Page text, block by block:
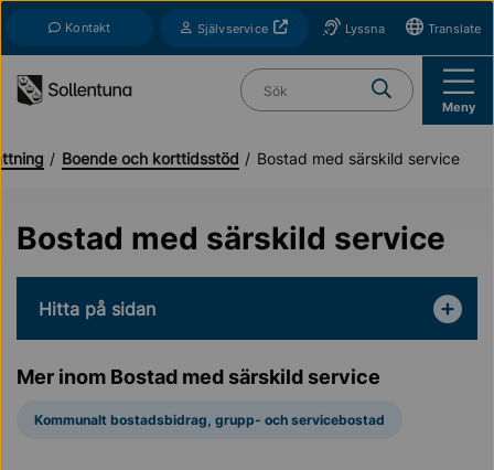
Kontakt SjälvserviceÖppnas i nytt fönsterLyssna Translate
Vad söker du?
Meny
Boende och korttidsstöd Bostad med särskild service
Bostad med särskild service
Hitta på sidan
Mer inom Bostad med särskild service
Kommunalt bostadsbidrag, grupp- och servicebostad